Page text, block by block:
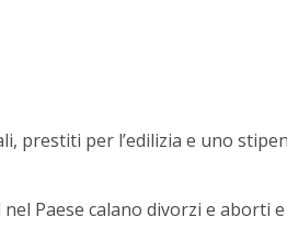
prestiti per l’edilizia e uno
nel Paese calano divorzi e aborti